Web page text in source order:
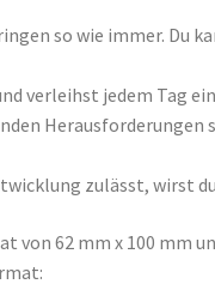
so wie immer. Du
verleihst jedem Tag
zulässt, wirst
von 62 mm x 100 mm